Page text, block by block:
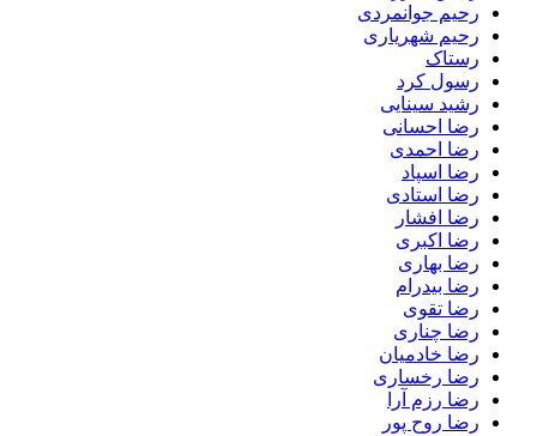
رحیم جوانمردی
رحیم شهریاری
رستاک
رسول کرد
رشید سینایی
رضا احسانی
رضا احمدی
رضا اسپاد
رضا استادی
رضا افشار
رضا اکبری
رضا بهاری
رضا بیدرام
رضا تقوی
رضا چناری
رضا خادمیان
رضا رخساری
رضا رزم آرا
رضا روح پور